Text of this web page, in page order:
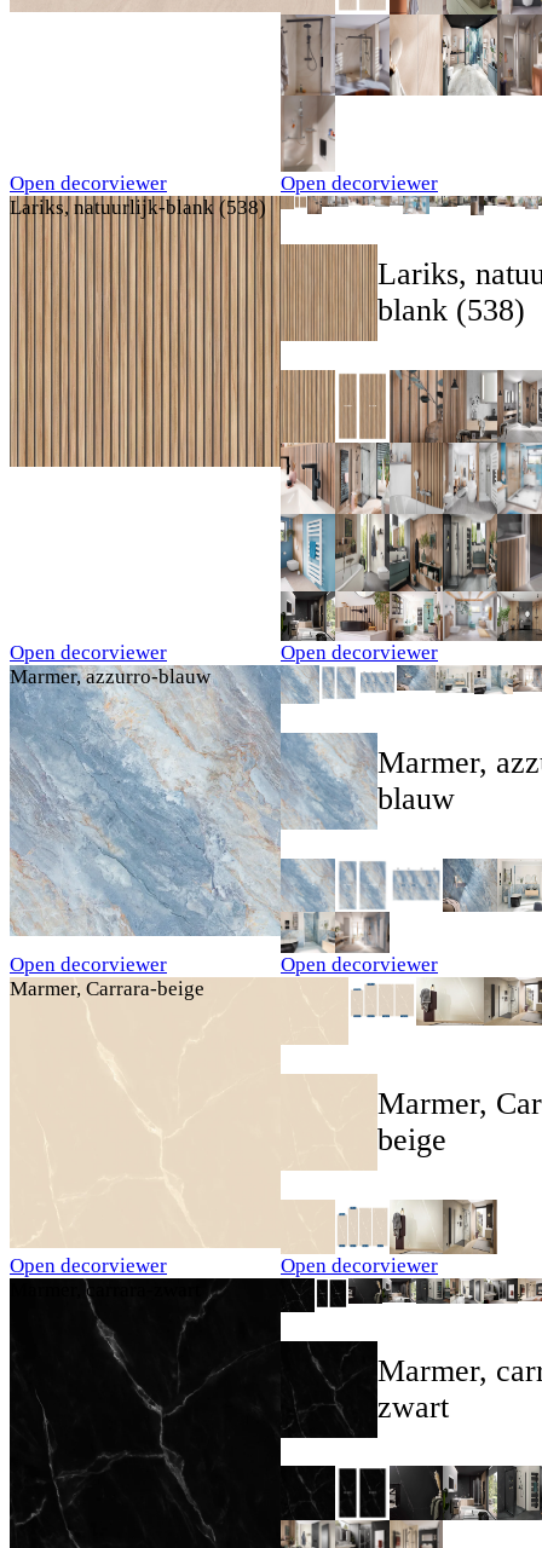
Open decorviewer
Open decorviewer
Lariks, natuurlijk-blank (538)
Open decorviewer
Lariks,
blank (538)
Open decorviewer
Marmer, azzurro-blauw
Open decorviewer
Marmer,
blauw
Open decorviewer
Marmer, Carrara-beige
Open decorviewer
Marmer,
beige
Open decorviewer
Marmer, carrara-zwart
Marmer,
zwart